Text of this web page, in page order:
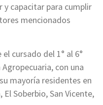
capacitar para cumplir
mencionados
cursado del 1° al 6°
con una
mayoría residentes en
Soberbio, San Vicente,